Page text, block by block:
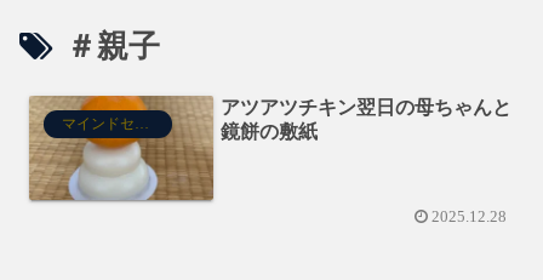
＃親子
マインドセット
アツアツチキン翌日の母ちゃんと
鏡餅の敷紙
2025.12.28